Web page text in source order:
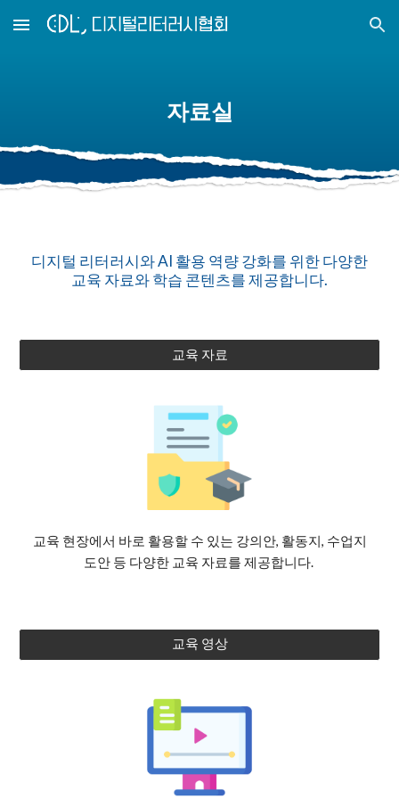
Skip to main content Skip to navigation
자료실
디지털 리터러시와 AI 활용 역량 강화를 위한 다양한
교육 자료와 학습 콘텐츠를 제공합니다.
교육 자료
교육 현장에서 바로 활용할 수 있는 강의안, 활동지, 수업지
도안 등 다양한 교육 자료를 제공합니다.
교육 영상